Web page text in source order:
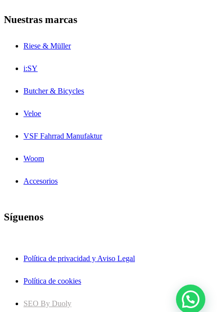
Nuestras marcas
Riese & Müller
i:SY
Butcher & Bicycles
Veloe
VSF Fahrrad Manufaktur
Woom
Accesorios
Síguenos
Política de privacidad y Aviso Legal
Política de cookies
SEO By Duoly